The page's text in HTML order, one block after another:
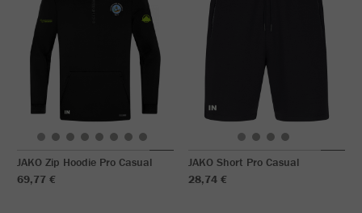
JAKO Zip Hoodie Pro Casual
69,77 €
JAKO Short Pro Casual
28,74 €